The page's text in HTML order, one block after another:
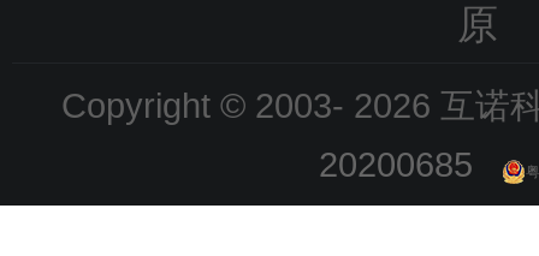
原
Copyright © 2003- 2026 互诺
20200685